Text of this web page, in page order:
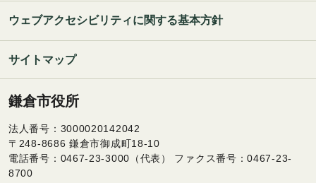
ウェブアクセシビリティに関する基本方針
サイトマップ
鎌倉市役所
法人番号：3000020142042
〒248-8686 鎌倉市御成町18-10
電話番号：0467-23-3000（代表） ファクス番号：0467-23-
8700